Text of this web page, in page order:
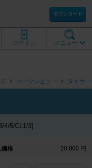
ダウンロード
メニュー
ログイン
パーツレビュー タイヤ
4/5/CL1/3]
価格 20,000 円